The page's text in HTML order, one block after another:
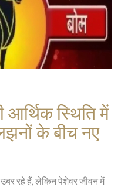
आर्थिक स्थिति में
के बीच नए
रहे हैं, लेकिन पेशेवर जीवन में